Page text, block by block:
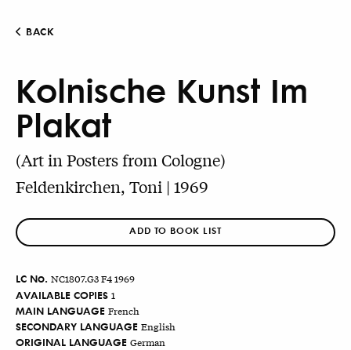
BACK
Kolnische Kunst Im
Plakat
(Art in Posters from Cologne)
Feldenkirchen, Toni | 1969
ADD TO BOOK LIST
LC No. NC1807.G3 F4 1969
AVAILABLE COPIES 1
MAIN LANGUAGE French
SECONDARY LANGUAGE English
ORIGINAL LANGUAGE German